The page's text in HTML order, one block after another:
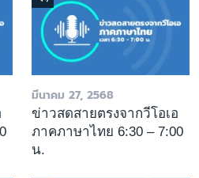
มีนาคม 27, 2568
ข่าวสดสายตรงจากวีโอเอ
ภาคภาษาไทย 6:30 – 7:00
น.